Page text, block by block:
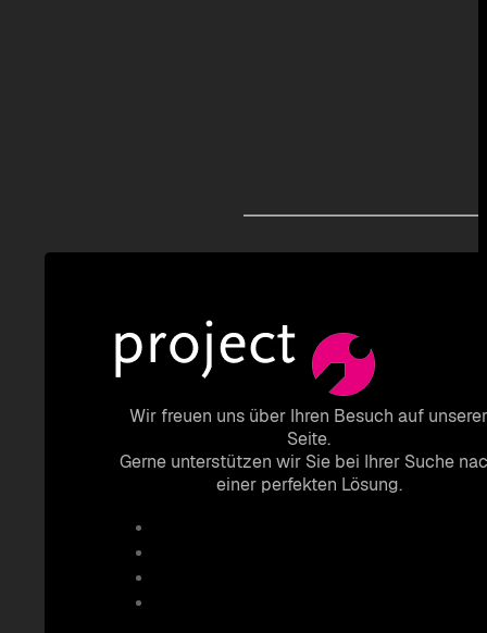
Wir freuen uns über Ihren Besuch auf unserer
Seite.
Gerne unterstützen wir Sie bei Ihrer Suche
einer perfekten Lösung.